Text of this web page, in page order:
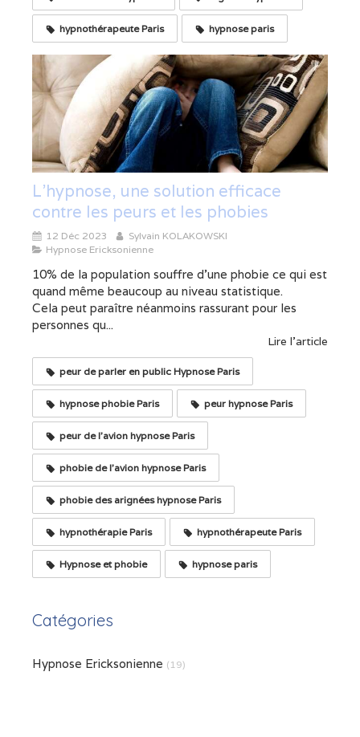
hypnothérapeute Paris hypnose paris
L'hypnose, une solution efficace
contre les peurs et les phobies
12 Déc 2023
Sylvain KOLAKOWSKI
Hypnose Ericksonienne
10% de la population souffre d’une phobie ce qui est
quand même beaucoup au niveau statistique.
Cela peut paraître néanmoins rassurant pour les
personnes qu...
Lire l'article
peur de parler en public Hypnose Paris
hypnose phobie Paris peur hypnose Paris
peur de l'avion hypnose Paris
phobie de l'avion hypnose Paris
phobie des arignées hypnose Paris
hypnothérapie Paris hypnothérapeute Paris
Hypnose et phobie hypnose paris
Catégories
Hypnose Ericksonienne (19)